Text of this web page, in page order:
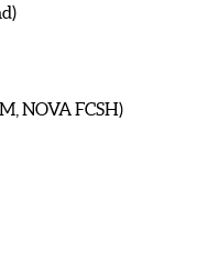
NOVA FCSH)